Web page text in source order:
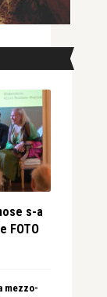
s-a
FOTO
mezzo-